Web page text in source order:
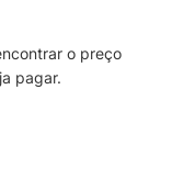
o preço
pagar.